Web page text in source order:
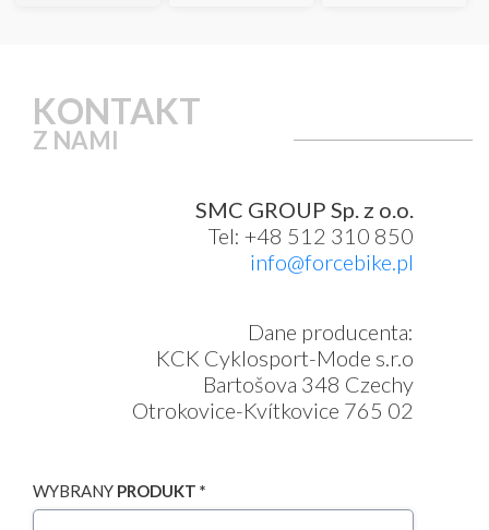
KONTAKT
Z NAMI
SMC GROUP Sp. z o.o.
Tel: +48 512 310 850
info@forcebike.pl
Dane producenta:
KCK Cyklosport-Mode s.r.o
Bartošova 348 Czechy
Otrokovice-Kvítkovice 765 02
WYBRANY PRODUKT *